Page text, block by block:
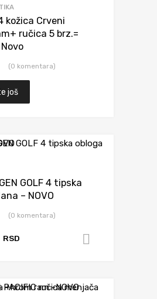
kožica Crveni
ručica 5 brz.=
(0 komentara)
još
GOLF 4 tipska
– NOVO
(0 komentara)
RSD